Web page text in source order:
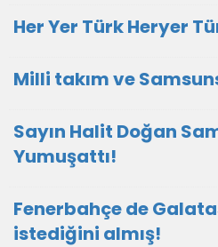
Her Yer Türk Heryer
Milli takım ve
Sayın Halit Doğan
Yumuşattı!
Fenerbahçe de
istediğini almış!